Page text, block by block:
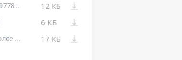
Печатная форма: Итоговый протокол №32615977827-01 12 КБ
6 КБ
Протокол подведения итогов ЗК МСП 1 или более рассматривается, 1 или более допущено (системный).docx
17 КБ